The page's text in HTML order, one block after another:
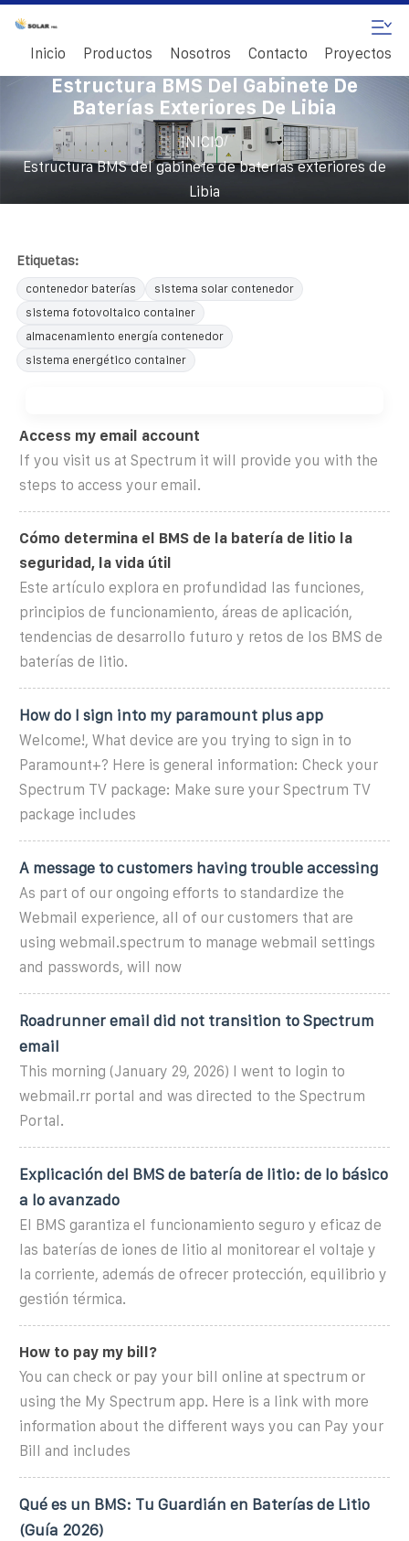
Inicio Productos Nosotros Contacto Proyectos
Estructura BMS Del Gabinete De
Baterías Exteriores De Libia
INICIO/
Estructura BMS del gabinete de baterías exteriores de
Libia
Etiquetas:
contenedor baterías
sistema solar contenedor
sistema fotovoltaico container
almacenamiento energía contenedor
sistema energético container
Access my email account
If you visit us at Spectrum it will provide you with the
steps to access your email.
Cómo determina el BMS de la batería de litio la
seguridad, la vida útil
Este artículo explora en profundidad las funciones,
principios de funcionamiento, áreas de aplicación,
tendencias de desarrollo futuro y retos de los BMS de
baterías de litio.
How do I sign into my paramount plus app
Welcome!, What device are you trying to sign in to
Paramount+? Here is general information: Check your
Spectrum TV package: Make sure your Spectrum TV
package includes
A message to customers having trouble accessing
As part of our ongoing efforts to standardize the
Webmail experience, all of our customers that are
using webmail.spectrum to manage webmail settings
and passwords, will now
Roadrunner email did not transition to Spectrum
email
This morning (January 29, 2026) I went to login to
webmail.rr portal and was directed to the Spectrum
Portal.
Explicación del BMS de batería de litio: de lo básico
a lo avanzado
El BMS garantiza el funcionamiento seguro y eficaz de
las baterías de iones de litio al monitorear el voltaje y
la corriente, además de ofrecer protección, equilibrio y
gestión térmica.
How to pay my bill?
You can check or pay your bill online at spectrum or
using the My Spectrum app. Here is a link with more
information about the different ways you can Pay your
Bill and includes
Qué es un BMS: Tu Guardián en Baterías de Litio
(Guía 2026)